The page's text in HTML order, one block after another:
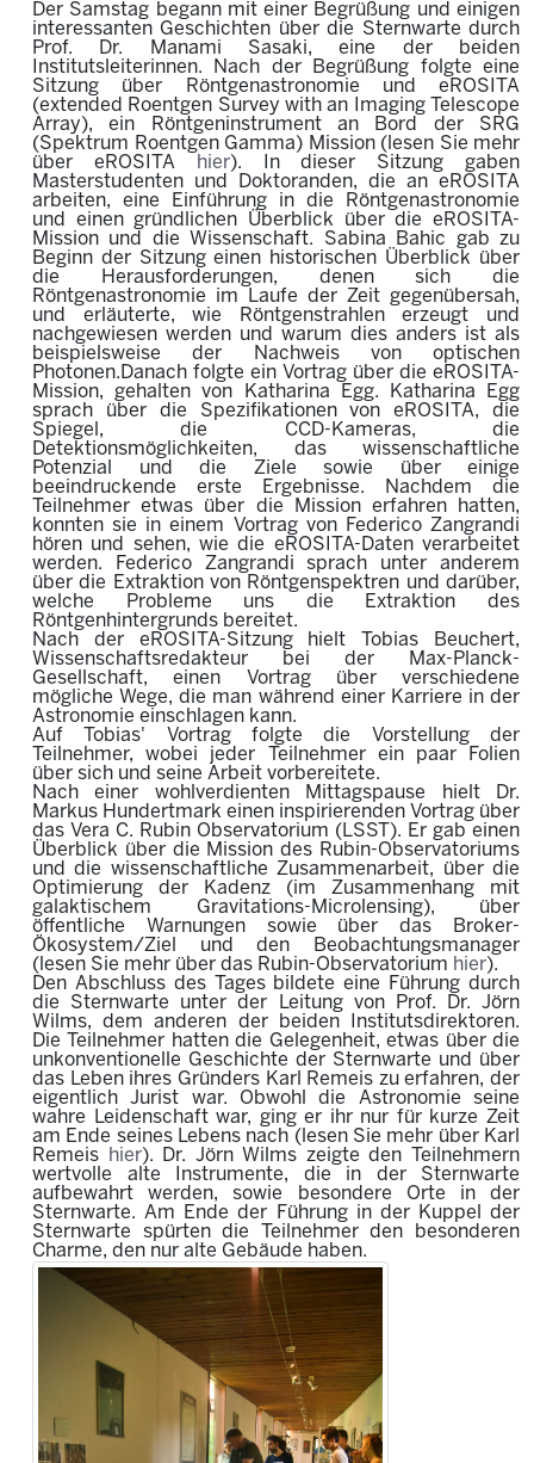
Der Samstag begann mit einer Begrüßung und einigen
interessanten Geschichten über die Sternwarte durch
Prof. Dr. Manami Sasaki, eine der beiden
Institutsleiterinnen. Nach der Begrüßung folgte eine
Sitzung über Röntgenastronomie und eROSITA
(extended Roentgen Survey with an Imaging Telescope
Array), ein Röntgeninstrument an Bord der SRG
(Spektrum Roentgen Gamma) Mission (lesen Sie mehr
über eROSITA
hier). In dieser Sitzung gaben
Masterstudenten und Doktoranden, die an eROSITA
arbeiten, eine Einführung in die Röntgenastronomie
und einen gründlichen Überblick über die eROSITA-
Mission und die Wissenschaft. Sabina Bahic gab zu
Beginn der Sitzung einen historischen Überblick über
die Herausforderungen, denen sich die
Röntgenastronomie im Laufe der Zeit gegenübersah,
und erläuterte, wie Röntgenstrahlen erzeugt und
nachgewiesen werden und warum dies anders ist als
beispielsweise der Nachweis von optischen
Photonen.Danach folgte ein Vortrag über die eROSITA-
Mission, gehalten von Katharina Egg. Katharina Egg
sprach über die Spezifikationen von eROSITA, die
Spiegel, die CCD-Kameras, die
Detektionsmöglichkeiten, das wissenschaftliche
Potenzial und die Ziele sowie über einige
beeindruckende erste Ergebnisse. Nachdem die
Teilnehmer etwas über die Mission erfahren hatten,
konnten sie in einem Vortrag von Federico Zangrandi
hören und sehen, wie die eROSITA-Daten verarbeitet
werden. Federico Zangrandi sprach unter anderem
über die Extraktion von Röntgenspektren und darüber,
welche Probleme uns die Extraktion des
Röntgenhintergrunds bereitet.
Nach der eROSITA-Sitzung hielt Tobias Beuchert,
Wissenschaftsredakteur bei der Max-Planck-
Gesellschaft, einen Vortrag über verschiedene
mögliche Wege, die man während einer Karriere in der
Astronomie einschlagen kann.
Auf Tobias' Vortrag folgte die Vorstellung der
Teilnehmer, wobei jeder Teilnehmer ein paar Folien
über sich und seine Arbeit vorbereitete.
Nach einer wohlverdienten Mittagspause hielt Dr.
Markus Hundertmark einen inspirierenden Vortrag über
das Vera C. Rubin Observatorium (LSST). Er gab einen
Überblick über die Mission des Rubin-Observatoriums
und die wissenschaftliche Zusammenarbeit, über die
Optimierung der Kadenz (im Zusammenhang mit
galaktischem Gravitations-Microlensing), über
öffentliche Warnungen sowie über das Broker-
Ökosystem/Ziel und den Beobachtungsmanager
(lesen Sie mehr über das Rubin-Observatorium hier).
Den Abschluss des Tages bildete eine Führung durch
die Sternwarte unter der Leitung von Prof. Dr. Jörn
Wilms, dem anderen der beiden Institutsdirektoren.
Die Teilnehmer hatten die Gelegenheit, etwas über die
unkonventionelle Geschichte der Sternwarte und über
das Leben ihres Gründers Karl Remeis zu erfahren, der
eigentlich Jurist war. Obwohl die Astronomie seine
wahre Leidenschaft war, ging er ihr nur für kurze Zeit
am Ende seines Lebens nach (lesen Sie mehr über Karl
Remeis
hier). Dr. Jörn Wilms zeigte den Teilnehmern
wertvolle alte Instrumente, die in der Sternwarte
aufbewahrt werden, sowie besondere Orte in der
Sternwarte. Am Ende der Führung in der Kuppel der
Sternwarte spürten die Teilnehmer den besonderen
Charme, den nur alte Gebäude haben.